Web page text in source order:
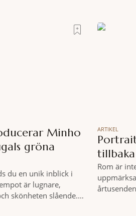
Minho
gröna
du en unik inblick i
är lugnare,
skönheten slående.
ARTIKEL
tillbaka
Rom är